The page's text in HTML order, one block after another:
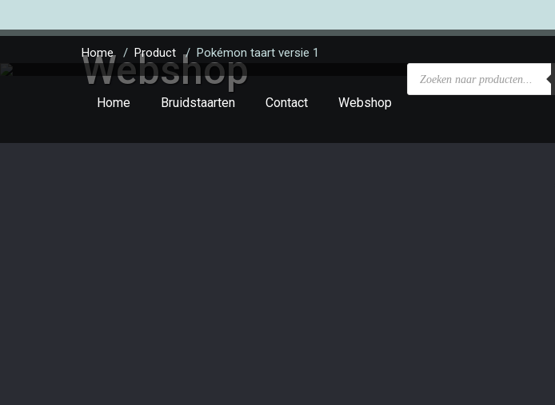
Home Bruidstaarten Contact Webshop
Webshop
Home/ Product / Pokémon taart versie 1